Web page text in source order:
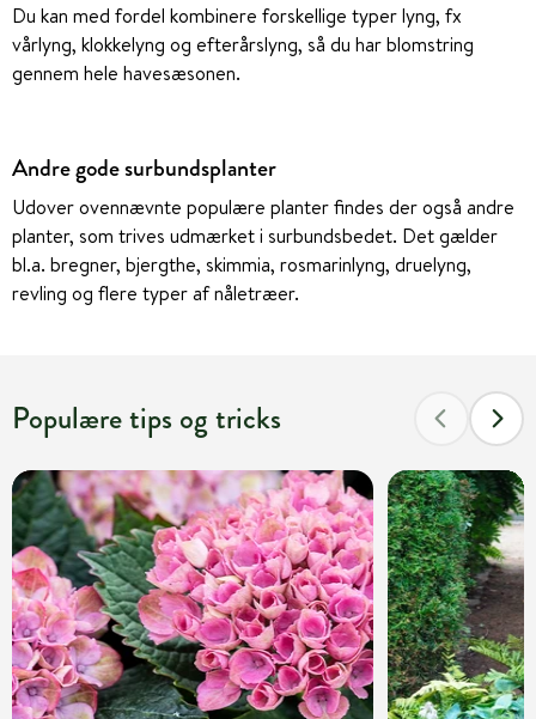
Du kan med fordel kombinere forskellige typer lyng, fx
vårlyng, klokkelyng og efterårslyng, så du har blomstring
gennem hele havesæsonen.
Andre gode surbundsplanter
Udover ovennævnte populære planter findes der også andre
planter, som trives udmærket i surbundsbedet. Det gælder
bl.a. bregner, bjergthe, skimmia, rosmarinlyng, druelyng,
revling og flere typer af nåletræer.
Populære tips og tricks